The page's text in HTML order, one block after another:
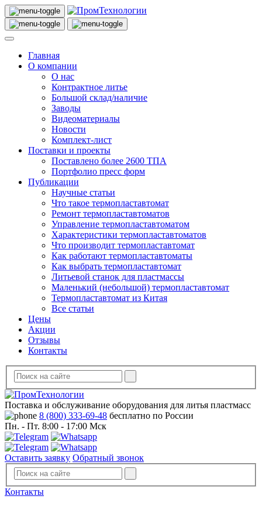
Главная
О компании
О нас
Контрактное литье
Большой склад/наличие
Заводы
Видеоматериалы
Новости
Комплект-лист
Поставки и проекты
Поставлено более 2600 ТПА
Портфолио пресс форм
Публикации
Научные статьи
Что такое термопластавтомат
Ремонт термопластавтоматов
Управление термопластавтоматом
Характеристики термопластавтоматов
Что производит термопластавтомат
Как работают термопластавтоматы
Как выбрать термопластавтомат
Литьевой станок для пластмассы
Маленький (небольшой) термопластавтомат
Термопластавтомат из Китая
Все статьи
Цены
Акции
Отзывы
Контакты
Поставка и обслуживание оборудования для литья пластмасс
8 (800) 333-69-48 бесплатно по России
Пн. - Пт. 8:00 - 17:00 Мск
Оставить заявку Обратный звонок
Контакты